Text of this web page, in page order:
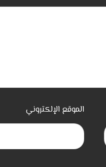
الموقع الإلكتروني